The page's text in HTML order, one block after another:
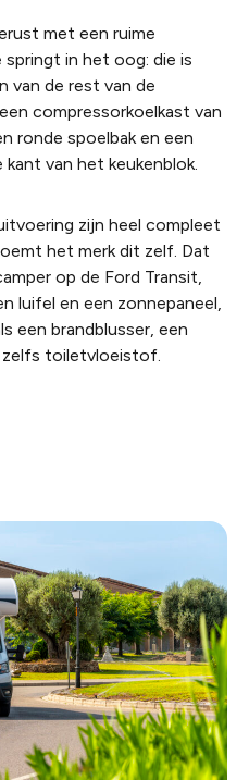
met een ruime
springt in het oog: die is
van de rest van de
compressorkoelkast van
ronde spoelbak en een
van het keukenblok.
zijn heel compleet
het merk dit zelf. Dat
op de Ford Transit,
luifel en een zonnepaneel,
een brandblusser, een
zelfs toiletvloeistof.